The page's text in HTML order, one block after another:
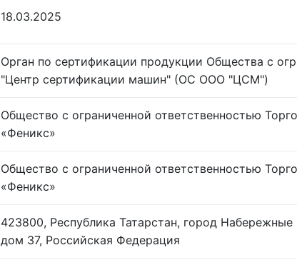
18.03.2025
Орган по сертификации продукции Общества с
"Центр сертификации машин" (ОС ООО "ЦСМ")
Общество с ограниченной ответственностью
«Феникс»
Общество с ограниченной ответственностью
«Феникс»
423800, Республика Татарстан, город
дом 37, Российская Федерация